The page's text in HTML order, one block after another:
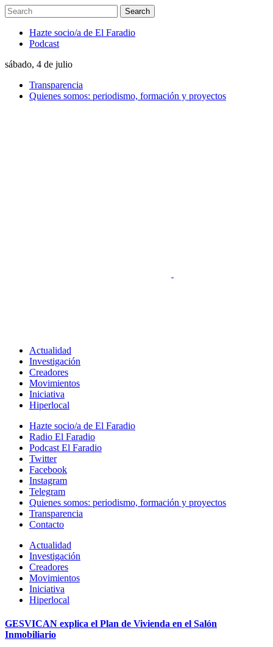
Hazte socio/a de El Faradio
Podcast
sábado, 4 de julio
Transparencia
Quienes somos: periodismo, formación y proyectos
Actualidad
Investigación
Creadores
Movimientos
Iniciativa
Hiperlocal
Hazte socio/a de El Faradio
Radio El Faradio
Podcast El Faradio
Twitter
Facebook
Instagram
Telegram
Quienes somos: periodismo, formación y proyectos
Transparencia
Contacto
Actualidad
Investigación
Creadores
Movimientos
Iniciativa
Hiperlocal
GESVICAN explica el Plan de Vivienda en el Salón
Inmobiliario